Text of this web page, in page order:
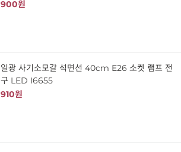
900원
일광 사기소모갈 석면선 40cm E26 소켓 램프 전
구 LED I6655
910원